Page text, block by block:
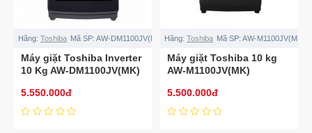
Hãng: Toshiba Mã SP: AW-DM1100JV(MK)
Máy giặt Toshiba Inverter
10 Kg AW-DM1100JV(MK)
5.550.000đ
Hãng: Toshiba Mã SP: AW-M1100JV(MK)
Máy giặt Toshiba 10 kg
AW-M1100JV(MK)
5.500.000đ